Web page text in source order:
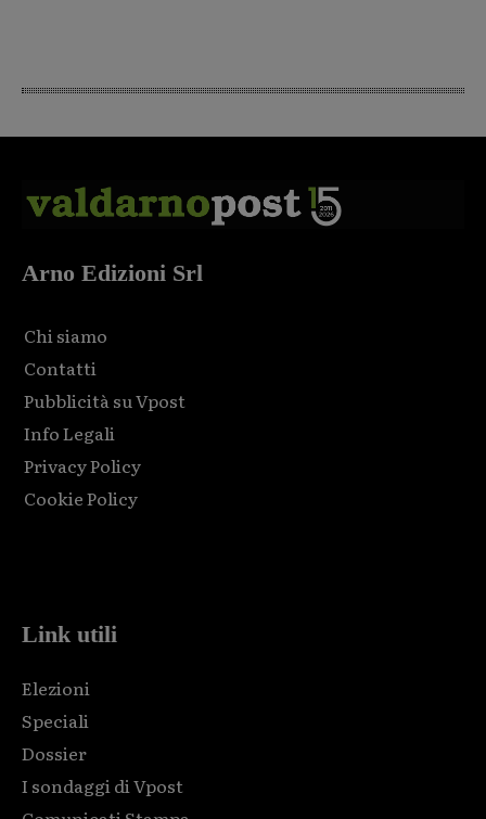
Arno Edizioni Srl
Chi siamo
Contatti
Pubblicità su Vpost
Info Legali
Privacy Policy
Cookie Policy
Link utili
Elezioni
Speciali
Dossier
I sondaggi di Vpost